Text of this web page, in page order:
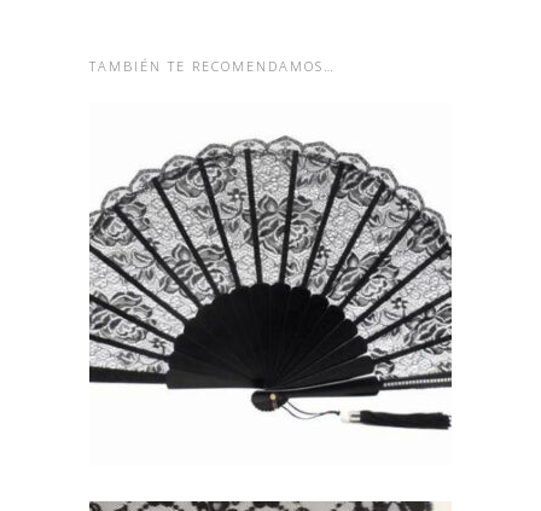
TAMBIÉN TE RECOMENDAMOS…
ABANICOS DE BLONDA
NEGRA CON STRASS PARA
MADRINA